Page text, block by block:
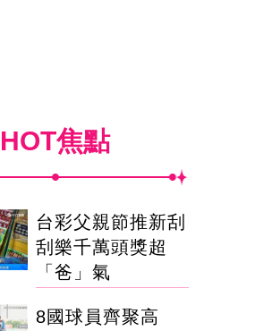
HOT焦點
台彩父親節推新刮
刮樂千萬頭獎超
「爸」氣
8國球員齊聚高